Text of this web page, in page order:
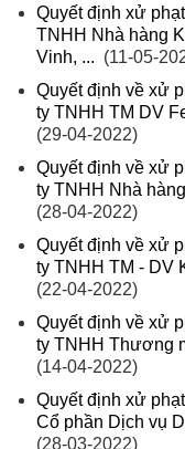
Quyết định xử
TNHH Nhà hàng
Vinh, ... (11-05-
Quyết định về xử
ty TNHH TM DV
(29-04-2022)
Quyết định về xử
ty TNHH Nhà
(28-04-2022)
Quyết định về xử
ty TNHH TM - DV
(22-04-2022)
Quyết định về xử
ty TNHH Thương
(14-04-2022)
Quyết định xử
Cổ phần Dịch vụ
(28-03-2022)